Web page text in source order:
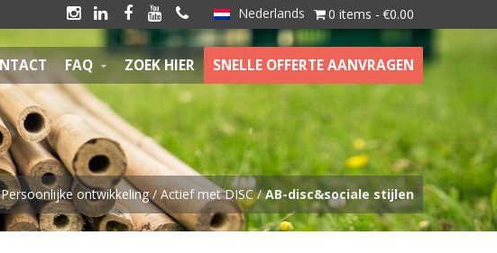
0 items €0.00
Nederlands
    
FAQ ZOEK HIER SNELLE OFFERTE AANVRAGEN
Persoonlijke ontwikkeling/Actief met DISC/AB-disc&sociale stijlen